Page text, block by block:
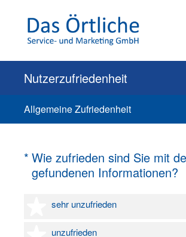
Nutzerzufriedenheit
Allgemeine Zufriedenheit
* Wie zufrieden sind Sie mit
gefundenen Informationen?
(Erforderlich.)
sehr unzufrieden
1 Stern
unzufrieden